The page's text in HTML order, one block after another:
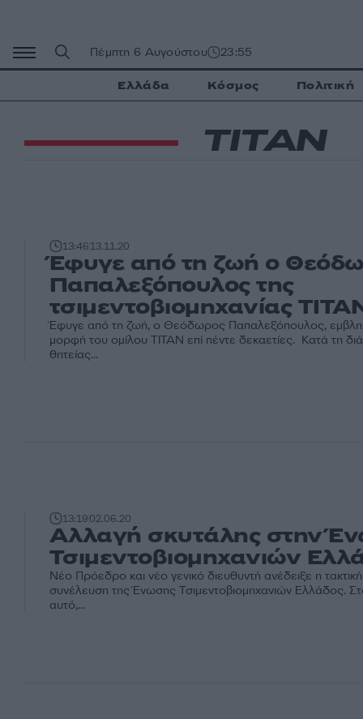
περιεχόμενο
Πέμπτη 6 Αυγούστου 23:55
Ελλάδα Κόσμος Πολιτική
ΤΙΤΑΝ
13:4613.11.20
Έφυγε από τη ζωή ο
Παπαλεξόπουλος της
τσιμεντοβιομηχανίας
Έφυγε από τη ζωή, ο Θεόδωρος Παπαλεξόπουλος,
μορφή του ομίλου ΤΙΤΑΝ επί πέντε δεκαετίες. Κατά τη
θητείας...
13:1902.06.20
Αλλαγή σκυτάλης στην
Τσιμεντοβιομηχανιών
Νέο Πρόεδρο και νέο γενικό διευθυντή ανέδειξε η τακτική
συνέλευση της Ένωσης Τσιμεντοβιομηχανιών Ελλάδος.
αυτό,...